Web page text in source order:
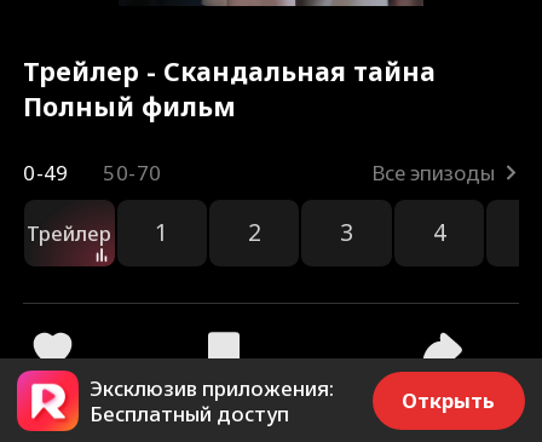
Трейлер - Скандальная тайна
Полный фильм
0-49 50-70 Все эпизоды
Трейлер 1 2 3 4
487 23.2k Поделиться
Эксклюзив приложения:
Бесплатный доступ
Открыть